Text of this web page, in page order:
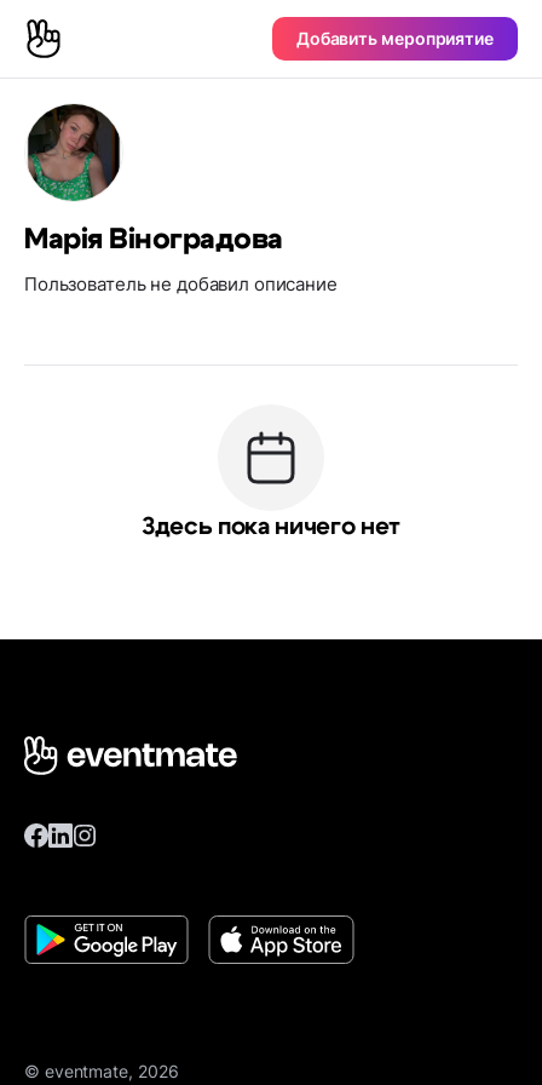
Добавить мероприятие
Марія Віноградова
Пользователь не добавил описание
Здесь пока ничего нет
© eventmate, 2026